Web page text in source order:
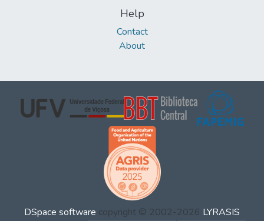
Help
Contact
About
DSpace software copyright © 2002-2026 LYRASIS